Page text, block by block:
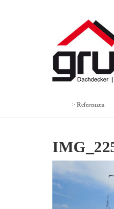
> Referenzen